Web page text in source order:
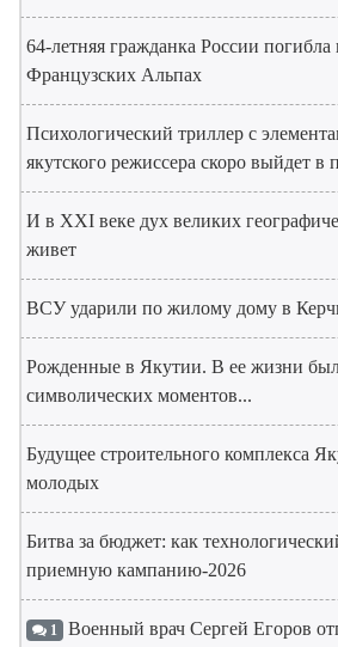
64-летняя гражданка России погибла
Французских Альпах
Психологический триллер с
якутского режиссера скоро выйдет в
И в XXI веке дух великих
живет
ВСУ ударили по жилому дому в
Рожденные в Якутии. В ее жизни
символических моментов...
Будущее строительного комплекса
молодых
Битва за бюджет: как
приемную кампанию-2026
1 Военный врач Сергей Егоров